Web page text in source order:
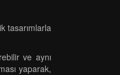
tasarımlarla
ve aynı
yaparak,